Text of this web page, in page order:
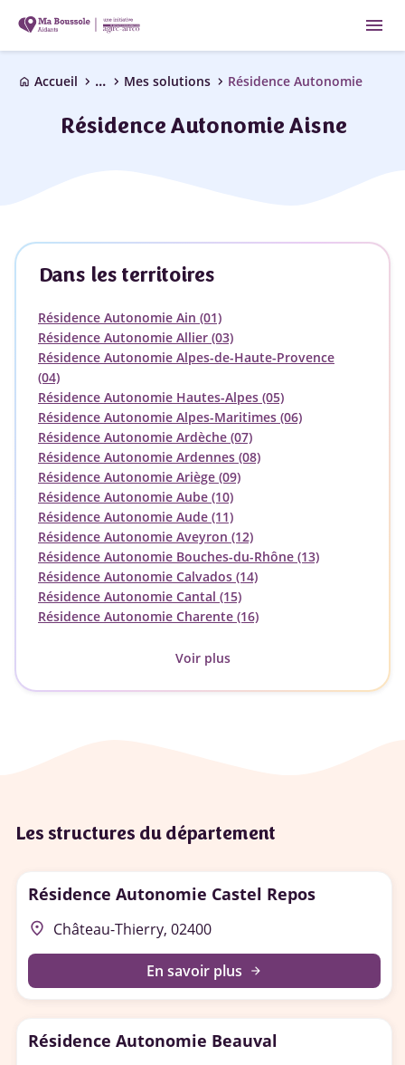
menu
home Accueil chevron_right ... chevron_right Mes solutions chevron_right Résidence Autonomie
Résidence Autonomie Aisne
Dans les territoires
Résidence Autonomie Ain (01)
Résidence Autonomie Allier (03)
Résidence Autonomie Alpes-de-Haute-Provence
(04)
Résidence Autonomie Hautes-Alpes (05)
Résidence Autonomie Alpes-Maritimes (06)
Résidence Autonomie Ardèche (07)
Résidence Autonomie Ardennes (08)
Résidence Autonomie Ariège (09)
Résidence Autonomie Aube (10)
Résidence Autonomie Aude (11)
Résidence Autonomie Aveyron (12)
Résidence Autonomie Bouches-du-Rhône (13)
Résidence Autonomie Calvados (14)
Résidence Autonomie Cantal (15)
Résidence Autonomie Charente (16)
Voir plus
Les structures du département
Résidence Autonomie Castel Repos
place Château-Thierry, 02400
En savoir plus arrow_forward
Résidence Autonomie Beauval